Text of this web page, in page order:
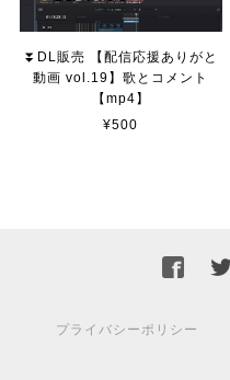
⏬DL販売 【配信応援ありがと
動画 vol.19】歌とコメント
【mp4】
¥500
プライバシーポリシー